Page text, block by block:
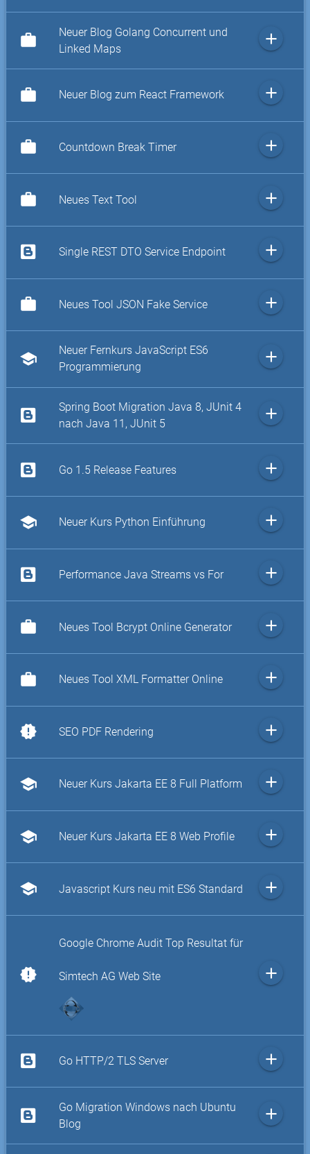
work
Neuer Blog Golang Concurrent und
Linked Maps
add
work Neuer Blog zum React Framework add
work Countdown Break Timer add
work Neues Text Tool add
Single REST DTO Service Endpoint add
work Neues Tool JSON Fake Service add
school
Neuer Fernkurs JavaScript ES6
Programmierung
add
Spring Boot Migration Java 8, JUnit 4
nach Java 11, JUnit 5
add
Go 1.5 Release Features add
school Neuer Kurs Python Einführung add
Performance Java Streams vs For add
work Neues Tool Bcrypt Online Generator add
work Neues Tool XML Formatter Online add
new_releases SEO PDF Rendering add
school Neuer Kurs Jakarta EE 8 Full Platform add
school Neuer Kurs Jakarta EE 8 Web Profile add
school Javascript Kurs neu mit ES6 Standard add
new_releases
Google Chrome Audit Top Resultat für
Simtech AG Web Site add
Go HTTP/2 TLS Server add
Go Migration Windows nach Ubuntu
Blog
add